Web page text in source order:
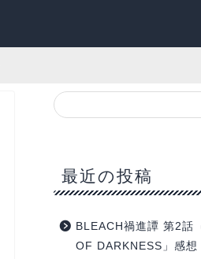
最近の投稿
BLEACH禍進譚 第2話
OF DARKNESS」感想